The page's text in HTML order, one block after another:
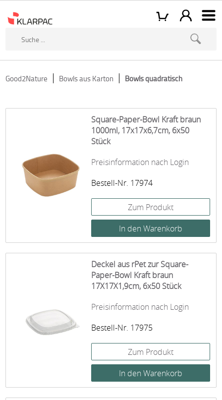
Good2Nature Bowls aus Karton Bowls quadratisch
Square-Paper-Bowl Kraft braun
1000ml, 17x17x6,7cm, 6x50
Stück
Preisinformation nach Login
Bestell-Nr. 17974
Zum Produkt
Deckel aus rPet zur Square-
Paper-Bowl Kraft braun
17X17X1,9cm, 6x50 Stück
Preisinformation nach Login
Bestell-Nr. 17975
Zum Produkt